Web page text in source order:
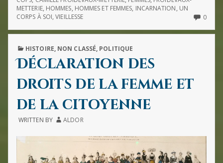
FEMMES,
HOMMES
METTERIE, HOMMES, HOMMES ET FEMMES, INCARNATION, UN
CORPS À SOI,VIEILLESSE 0NO
ON
PUBLISHED
HISTOIRE, NON CLASSÉ, POLITIQUE
Déclaration des
droits de la femme et
de la citoyenne
WRITTEN BY ALDOR